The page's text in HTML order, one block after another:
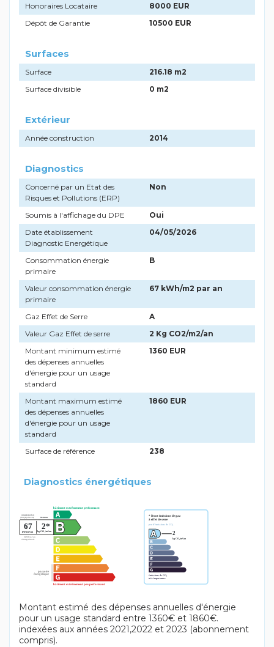
Honoraires Locataire
8000 EUR
Dépôt de Garantie
10500 EUR
Surfaces
Surface
216.18 m2
Surface divisible
0 m2
Extérieur
Année construction 2014
Diagnostics
Concerné par un Etat des
Risques et Pollutions (ERP)
Non
Soumis à l'affichage du DPE
Oui
Date établissement
Diagnostic Energétique
04/05/2026
Consommation énergie
primaire
B
Valeur consommation énergie
primaire
67 kWh/m2 par an
Gaz Effet de Serre
A
Valeur Gaz Effet de serre
2 Kg CO2/m2/an
Montant minimum estimé
des dépenses annuelles
d'énergie pour un usage
standard
1360 EUR
Montant maximum estimé
des dépenses annuelles
d'énergie pour un usage
standard
1860 EUR
Surface de référence 238
Diagnostics énergétiques
Montant estimé des dépenses annuelles d'énergie
pour un usage standard entre 1360€ et 1860€.
indexées aux années 2021,2022 et 2023 (abonnement
compris).